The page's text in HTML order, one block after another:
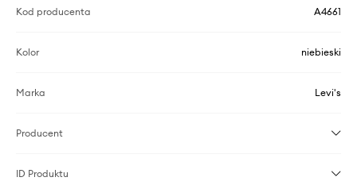
Kod producenta A4661
Kolor niebieski
Marka Levi's
Producent
ID Produktu